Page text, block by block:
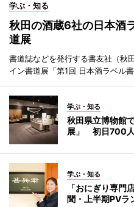
学ぶ・知る
秋田の酒蔵6社の日本酒
道展
書道誌などを発行する書友社（秋
イン書道展「第1回 日本酒ラベル書
学ぶ・知る
秋田県立博物館
展」 初日700
学ぶ・知る
「おにぎり専
聞・上半期PVラ